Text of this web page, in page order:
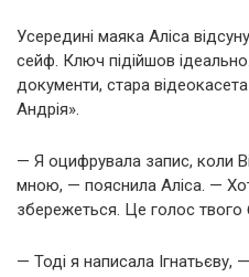
Усередині маяка Аліса
сейф. Ключ підійшов
документи, стара
Андрія».
— Я оцифрувала запис, коли
мною, — пояснила Аліса. —
збережеться. Це голос твого
— Тоді я написала Ігнатьєву,